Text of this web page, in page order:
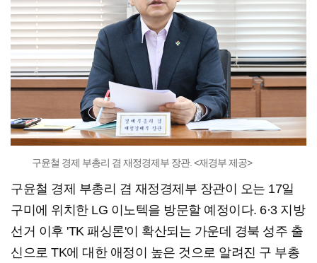
구윤철 경제 부총리 겸 재정경제부 장관. <재경부 제공>
구윤철 경제 부총리 겸 재정경제부 장관이 오는 17일
구미에 위치한 LG 이노텍을 방문할 예정이다. 6·3 지방
선거 이후 'TK 패싱론'이 확산되는 가운데 경북 성주 출
신으로 TK에 대한 애정이 높은 것으로 알려진 구 부총